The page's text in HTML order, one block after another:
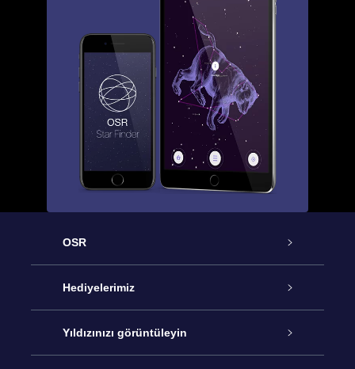
OSR
Hizmet
İletişim
Hediyelerimiz
Çevrimiçi Yıldız Hediyesi
Yıldızınızı görüntüleyin